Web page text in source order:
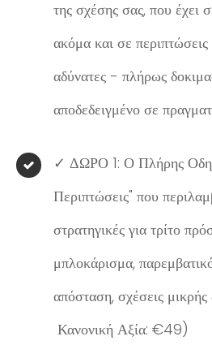
της σχέσης σας, που έχει
ακόμα και σε
αδύνατες - πλήρως
αποδεδειγμένο σε
✓ ΔΩΡΟ 1: Ο Πλήρης
Περιπτώσεις" που
στρατηγικές για τρίτο
μπλοκάρισμα,
απόσταση, σχέσεις μικρής
Κανονική Αξία: €49)